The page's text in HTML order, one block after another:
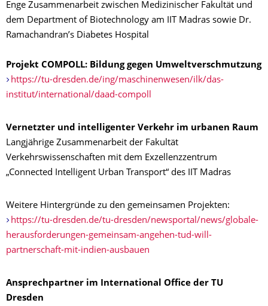
Enge Zusammenarbeit zwischen Medizinischer Fakultät und
dem Department of Biotechnology am IIT Madras sowie Dr.
Ramachandran’s Diabetes Hospital
Projekt COMPOLL: Bildung gegen Umweltverschmutzung
https://tu-dresden.de/ing/maschinenwesen/ilk/das-
institut/international/daad-compoll
Vernetzter und intelligenter Verkehr im urbanen Raum
Langjährige Zusammenarbeit der Fakultät
Verkehrswissenschaften mit dem Exzellenzzentrum
„Connected Intelligent Urban Transport“ des IIT Madras
Weitere Hintergründe zu den gemeinsamen Projekten:
https://tu-dresden.de/tu-dresden/newsportal/news/globale-
herausforderungen-gemeinsam-angehen-tud-will-
partnerschaft-mit-indien-ausbauen
Ansprechpartner im International Office der TU
Dresden